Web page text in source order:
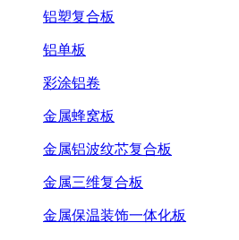
铝塑复合板
铝单板
彩涂铝卷
金属蜂窝板
金属铝波纹芯复合板
金属三维复合板
金属保温装饰一体化板